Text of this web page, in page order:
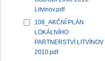
Litvínov.pdf
108_AKČNÍ PLÁN
LOKÁLNÍHO
PARTNERSTVÍ LITVÍNOV
2010.pdf